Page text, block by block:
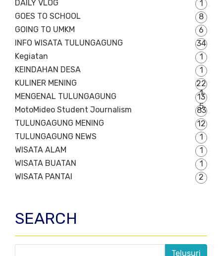
DAILY VLOG
1
GOES TO SCHOOL
8
GOING TO UMKM
6
INFO WISATA TULUNGAGUNG
34
Kegiatan
1
KEINDAHAN DESA
1
KULINER MENING
22
1
MENGENAL TULUNGAGUNG
13
5
MotoMideo Student Journalism
83
TULUNGAGUNG MENING
12
TULUNGAGUNG NEWS
1
WISATA ALAM
1
WISATA BUATAN
1
WISATA PANTAI
2
SEARCH